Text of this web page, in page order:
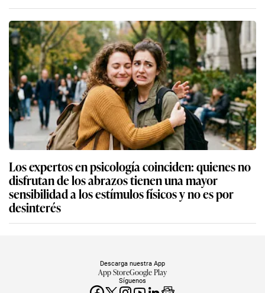
Los expertos en psicología coinciden: quienes no
disfrutan de los abrazos tienen una mayor
sensibilidad a los estímulos físicos y no es por
desinterés
Síguenos
Descarga nuestra App
App StoreGoogle Play